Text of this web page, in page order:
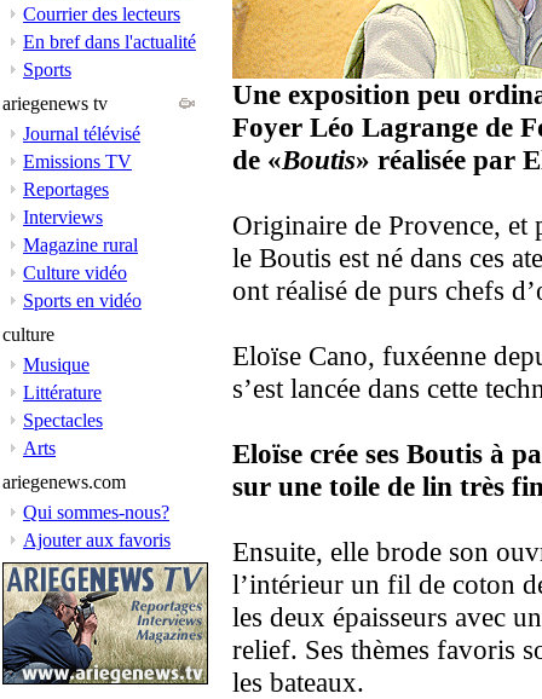
Courrier des lecteurs
En bref dans l'actualité
Sports
ariegenews tv
Journal télévisé
Emissions TV
Reportages
Interviews
Magazine rural
Culture vidéo
Sports en vidéo
culture
Musique
Littérature
Spectacles
Arts
ariegenews.com
Qui sommes-nous?
Ajouter aux favoris
Une exposition peu
Foyer Léo Lagrange de
de «Boutis» réalisée par
Originaire de Provence, et
le Boutis est né dans ces
ont réalisé de purs chefs
Eloïse Cano, fuxéenne
s’est lancée dans cette
Eloïse crée ses Boutis à
sur une toile de lin très
Ensuite, elle brode son
l’intérieur un fil de coton
les deux épaisseurs avec
relief. Ses thèmes favoris
les bateaux.